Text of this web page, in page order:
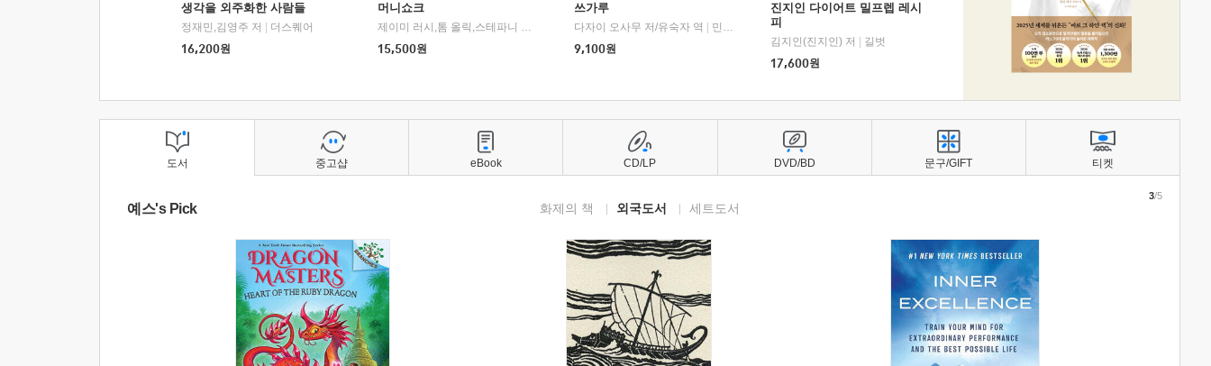
생각을 외주화한 사람들
정재민,김영주 저
더스퀘어
16,200원
머니쇼크
제이미 러시,톰 올릭,스테파니 플랜더스 편저/임경은 역/박정호 감수 |
교보문고
15,500원
쓰가루
다자이 오사무 저/유숙자 역
민음사
9,100원
진지인 다이어트 밀프렙 레시
피
김지인(진지인) 저
길벗
17,600원
도서
예스's Pick 화제의 책 외국도서 세트도서
3/5
중고샵 eBook CD/LP DVD/BD 문구/GIFT 티켓